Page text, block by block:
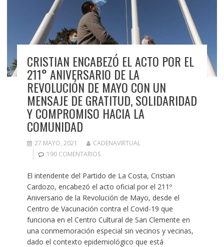
CRISTIAN ENCABEZÓ EL ACTO POR EL
211° ANIVERSARIO DE LA
REVOLUCIÓN DE MAYO CON UN
MENSAJE DE GRATITUD, SOLIDARIDAD
Y COMPROMISO HACIA LA
COMUNIDAD
27 MAYO, 2021
CADENAVIRTUAL
190 COMENTARIOS
El intendente del Partido de La Costa, Cristian
Cardozo, encabezó el acto oficial por el 211º
Aniversario de la Revolución de Mayo, desde el
Centro de Vacunación contra el Covid-19 que
funciona en el Centro Cultural de San Clemente en
una conmemoración especial sin vecinos y vecinas,
dado el contexto epidemiológico que está